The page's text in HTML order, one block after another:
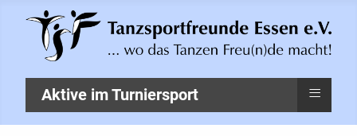
Aktive im Turniersport ≡